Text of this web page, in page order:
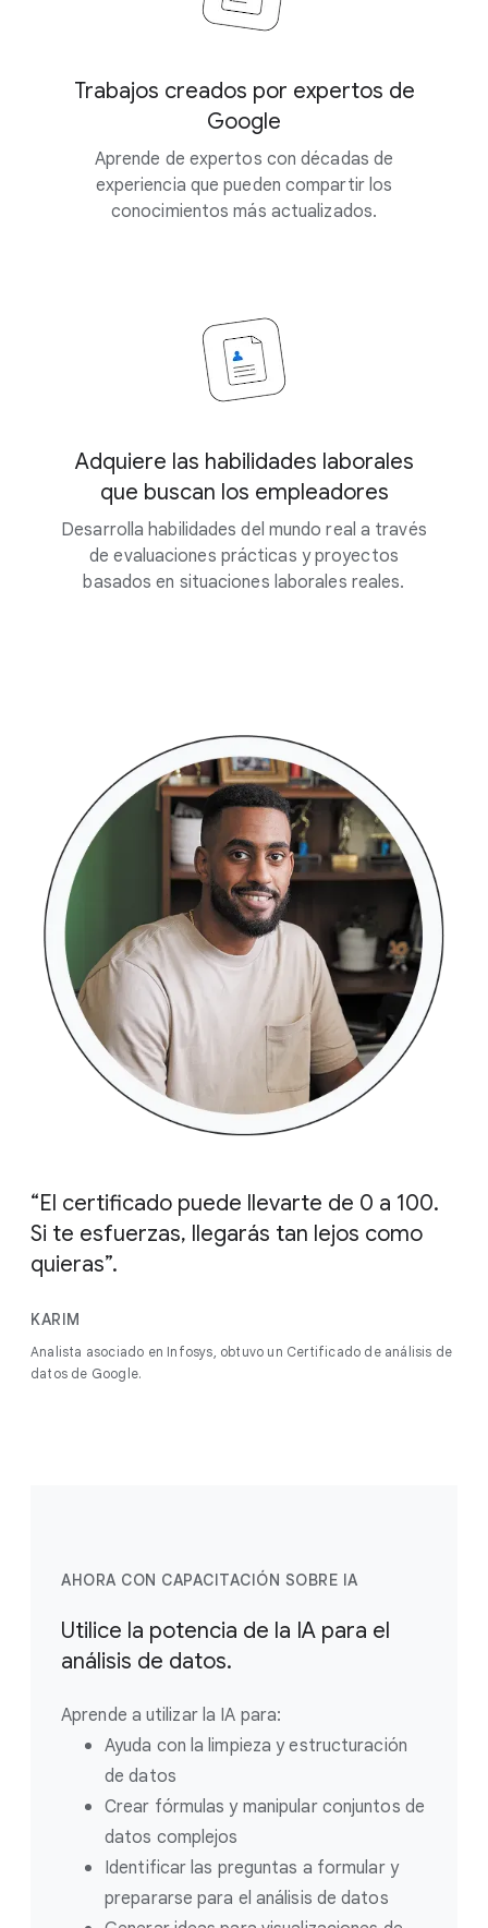
Trabajos creados por expertos de
Google
Aprende de expertos con décadas de
experiencia que pueden compartir los
conocimientos más actualizados.
Adquiere las habilidades laborales
que buscan los empleadores
Desarrolla habilidades del mundo real a través
de evaluaciones prácticas y proyectos
basados en situaciones laborales reales.
“El certificado puede llevarte de 0 a 100.
Si te esfuerzas, llegarás tan lejos como
quieras”.
KARIM
Analista asociado en Infosys, obtuvo un Certificado de análisis de
datos de Google.
AHORA CON CAPACITACIÓN SOBRE IA
Utilice la potencia de la IA para el
análisis de datos.
Aprende a utilizar la IA para:
Ayuda con la limpieza y estructuración
de datos
Crear fórmulas y manipular conjuntos de
datos complejos
Identificar las preguntas a formular y
prepararse para el análisis de datos